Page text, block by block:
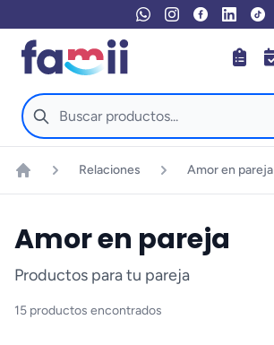
Relaciones Amor en pareja
Amor en pareja
Productos para tu pareja
15 productos encontrados